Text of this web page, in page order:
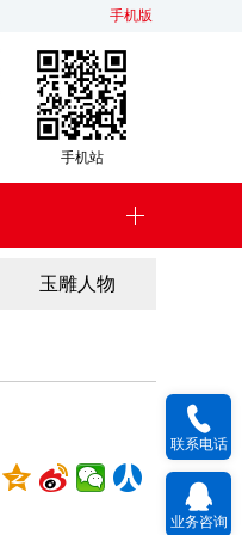
手机版
手机站
玉雕人物
联系电话
业务咨询